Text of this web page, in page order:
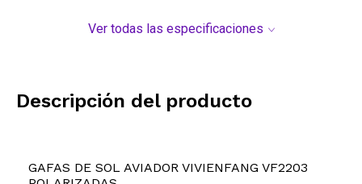
Ver todas las especificaciones
Descripción del producto
GAFAS DE SOL AVIADOR VIVIENFANG VF2203